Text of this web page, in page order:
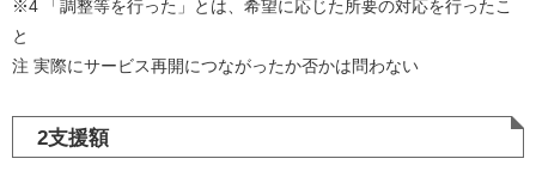
※4 「調整等を行った」とは、希望に応じた所要の対応を行ったこ
と
注 実際にサービス再開につながったか否かは問わない
2支援額